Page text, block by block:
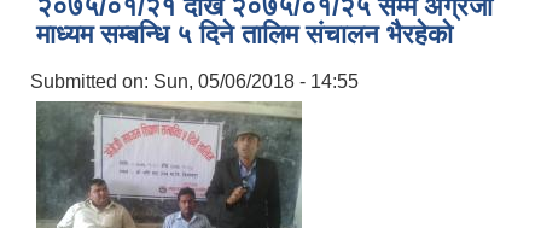
२०७५/०१/२१ देखि २०७५/०१/२५ सम्म अंग्रेजी
माध्यम सम्बन्धि ५ दिने तालिम संचालन भैरहेको
Submitted on: Sun, 05/06/2018 - 14:55